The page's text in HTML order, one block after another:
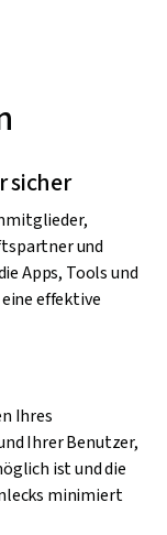
sicher
und
Apps, Tools und
effektive
Ihres
Ihrer Benutzer,
ist und die
minimiert